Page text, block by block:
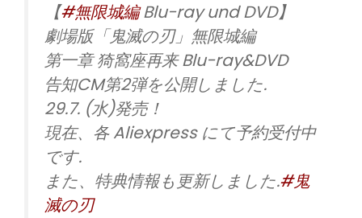
【#無限城編Blu-ray und DVD】
劇場版「鬼滅の刃」無限城編
第一章 猗窩座再来 Blu-ray&DVD
告知CM第2弾を公開しました.
29.7. (水)発売！
現在、各 Aliexpress にて予約受付中
です.
また、特典情報も更新しました.#鬼
滅の刃